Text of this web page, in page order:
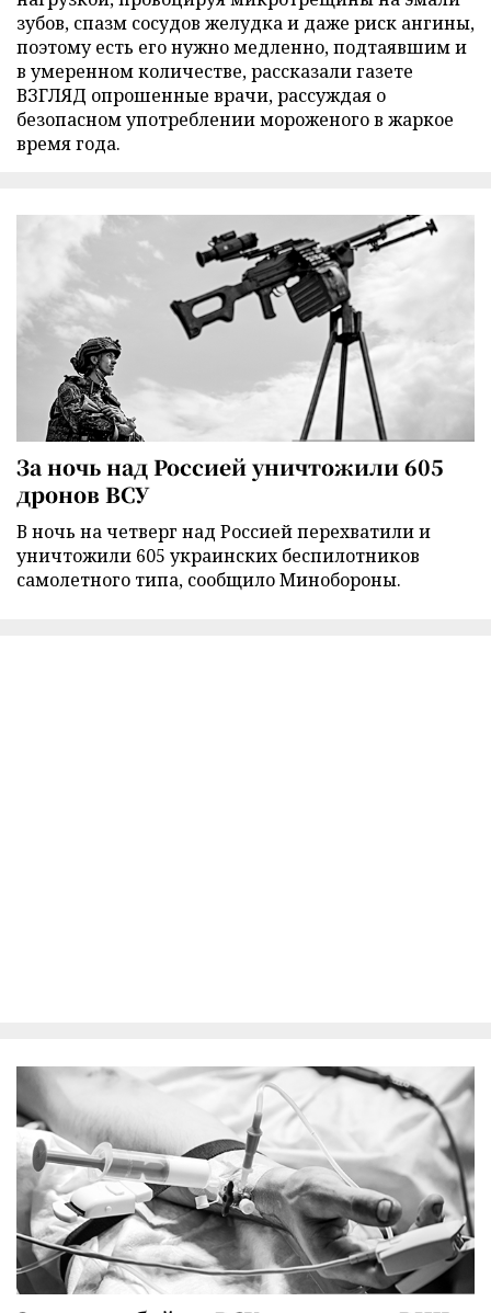
зубов, спазм сосудов желудка и даже риск ангины,
поэтому есть его нужно медленно, подтаявшим и
в умеренном количестве, рассказали газете
ВЗГЛЯД опрошенные врачи, рассуждая о
безопасном употреблении мороженого в жаркое
время года.
За ночь над Россией уничтожили 605
дронов ВСУ
В ночь на четверг над Россией перехватили и
уничтожили 605 украинских беспилотников
самолетного типа, сообщило Минобороны.